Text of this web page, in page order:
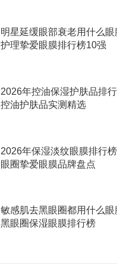
明星延缓眼部衰老用什么
护理挚爱眼膜排行榜10强
2026年控油保湿护肤品排
控油护肤品实测精选
2026年保湿淡纹眼膜排行
眼圈挚爱眼膜品牌盘点
敏感肌去黑眼圈都用什么
黑眼圈保湿眼膜排行榜